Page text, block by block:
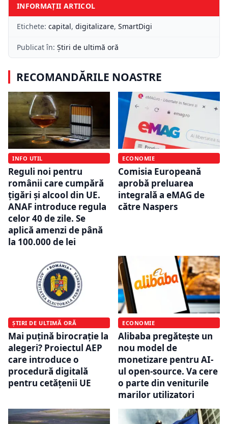
INFORMAȚII ARTICOL
Etichete: capital, digitalizare, SmartDigi
Publicat în: Știri de ultimă oră
RECOMANDĂRILE NOASTRE
INFO UTIL
Reguli noi pentru
românii care cumpără
țigări și alcool din UE.
ANAF introduce regula
celor 40 de zile. Se
aplică amenzi de până
la 100.000 de lei
ECONOMIE
Comisia Europeană
aprobă preluarea
integrală a eMAG de
către Naspers
ȘTIRI DE ULTIMĂ ORĂ
Mai puțină birocrație la
alegeri? Proiectul AEP
care introduce o
procedură digitală
pentru cetățenii UE
ECONOMIE
Alibaba pregătește un
nou model de
monetizare pentru AI-
ul open-source. Va cere
o parte din veniturile
marilor utilizatori